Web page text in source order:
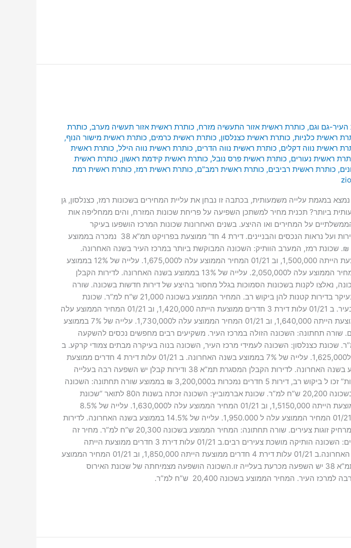
גם וגם, כותרת ראשית אזור התעשיה מזרח, כותרת ראשית אזור תעשיה מערב, כותרת
ראשית כלניות, כותרת ראשית כצנלסון, כותרת ראשית כרמים, כותרת ראשית מישור הנוף,
ראשית נווה דקלים, כותרת ראשית נווה הדרים, כותרת ראשית נווה הילל, כותרת ראשית
ראשית נעורים, כותרת ראשית פרס נובל, כותרת ראשית קידמת ראשון, כותרת ראשית
, כותרת ראשית רביבים, כותרת ראשית רמב"ם, כותרת ראשית רמז, כותרת ראשית רמת
במגמת עלייה משמעותית, בכתבה זו נבחן את עליית המחירים בשכונות רמז, כצנלסון, גן
לעליית המחירים המשמעותית ביותר? תכנית מחיר למשתכן השפיעה על פריחת שכונות המזרח, והים ממחליפה אות
על המחירים ואו ההיצע. בשנים האחרונות שכונות המרכז הושפעו בעיקר
מפרויקטים חדשים של תמ”א 38, בכל שכונות מרכז העיר ניכרת השפעתם על מחיר הדירות ועל נראות הנכסים והבניינים. דירת 4 חד’ ממוצעת בפרויקט תמ”א 38 נמכרה בממוצע
של 1,850,000 ₪ לפני שנתיים והיום דירה שכזו נמכרת במחיר ממוצע של 2,250,000 ₪. שכונת רמז, המערב הוותיק: השכונה המבוקשת ביותר במרכז העיר בשנה האחרונה.
בשכונה לא היו שינויים במחיר הממוצע של הנכסים. ב 01/21 עלות דירת 3 חדרים ממוצעת הייתה 1,500,000, וב 01/21 המחיר הממוצע עלה ל1,675,000. עלייה של 12% בממוצע
בשנה האחרונה. ב 01/21 עלות דירת 4 חדרים ממוצעת הייתה 1,785,000, וב 01/21 המחיר הממוצע עלה ל2,050,000. עלייה של 13% בממוצע בשנה האחרונה. לדירות הקבלן
בשכונה, נאלצו לקנות בשכונות הסמוכות בגלל מחסור בהיצע של דירות חדשות בשכונה. שורה
תחתונה: השכונה המבוקשת והיקרה ביותר במרכז העיר. בשכונה צפויה עלית מחירים בעיקר בדירות קטנות להן ביקוש רב. המחיר הממוצע בשכונה 21,000 ש”ח למ”ר. שכונת
רמב”ם: השכונה הגדולה ביותר במרכז העיר המשיכה להוביל השנה בכמות העסקאות בעיר. ב 01/21 עלות דירת 3 חדרים ממוצעת הייתה 1,420,000, וב 01/21 המחיר הממוצע עלה
ל1,530,000. עלייה של 8% בממוצע בשנה האחרונה. ב 01/21 עלות דירת 4 חדרים ממוצעת הייתה 1,640,000, וב 01/21 המחיר הממוצע עלה ל1,730,000. עלייה של 7% בממוצע
שורה תחתונה: השכונה הזולה במרכז העיר. משקיעים רבים מחפשים נכסים להשקעה
התשואה הגבוהה יחסית. המחיר הממוצע בשכונה 19,500 ש”ח למ”ר. שכונת כצנלסון: השכונה לעמידי מרכז העיר, השכונה בנוה בעיקרה מבתים צמודי קרקע. ב
01/21 עלות דירת 3 חדרים ממוצעת הייתה 1,520,000, וב 01/21 המחיר הממוצע עלה ל1,625,000. עלייה של 7% בממוצע בשנה האחרונה. ב 01/21 עלות דירת 4 חדרים ממוצעת
הייתה 1,730,000, וב 01/21 המחיר הממוצע עלה ל1,950,000. עלייה של 15% בממוצע בשנה האחרונה. לדירות הקבלן המסגרת תמ”א 38 ודירות קבלן יש השפעה רבה בעלייה
זו.פרויקטים חדשים זוכים לביקוש רב מאוד.הבניינים החדשים בסמול לקנטרי “ההסתדרות” זכו ל ביקוש רב, דירות 5 חדרים נמכרות ב3,200,000 ₪ בממוצע שורה תחתונה: השכונה
מהווה אבן שואבת למבקשים לגור בבית פרטי ובסמיכות למרכז העיר. המחיר הממוצע בשכונה 20,200 ש”ח למ”ר. שכונת אברמוביץ: השכונה זכתה בשנות ה80 לתואר “שכונת
היוקרה של ראשון לציון” בזכות המיקום ואיכות הבנייה. ב 01/21 עלות דירת 3 חדרים ממוצעת הייתה 1,5150,000, וב 01/21 המחיר הממוצע עלה ל1,630,000. עלייה של 8.5%
בממוצע בשנה האחרונה. ב 01/21 עלות דירת 4 חדרים ממוצעת הייתה 1,700,000, וב 01/21 המחיר הממוצע עלה ל 1,950.000. עלייה של 14.5% בממוצע בשנה האחרונה. לדירות
הקבלן המסגרת תמ”א 38 יש השפעה רבה בעלייה זו. בעיית המחסור ב”ריאות ירוקות” מרחיק זוגות צעירים. שורה תחתונה: המחיר הממוצע בשכונה 20,300 ש”ח למ”ר. מחיר זה
צפוי לעלות בזכות ריבוי פרויקטים של התחדשות עירונית בשכונה. שכונת גן נחום/ראשונים: השכונה הותיקה מושכת צעירים רבים.ב 01/21 עלות דירת 3 חדרים ממוצעת הייתה
1,480,000, וב 01/21 המחיר הממוצע עלה ל1,575,000. עלייה של 7% בממוצע בשנה האחרונה.ב 01/21 עלות דירת 4 חדרים ממוצעת הייתה 1,850,000, וב 01/21 המחיר הממוצע
עלה ל2,000,000. עלייה של 7.5% בממוצע בשנה האחרונה. לדירות הקבלן המסגרת תמ”א 38 יש השפעה מכרעת בעלייה זו.השכונה הושפעה מצמיחתה של שכונת האירוס
המחיר הממוצע בשכונה 20,400 ש”ח למ”ר.